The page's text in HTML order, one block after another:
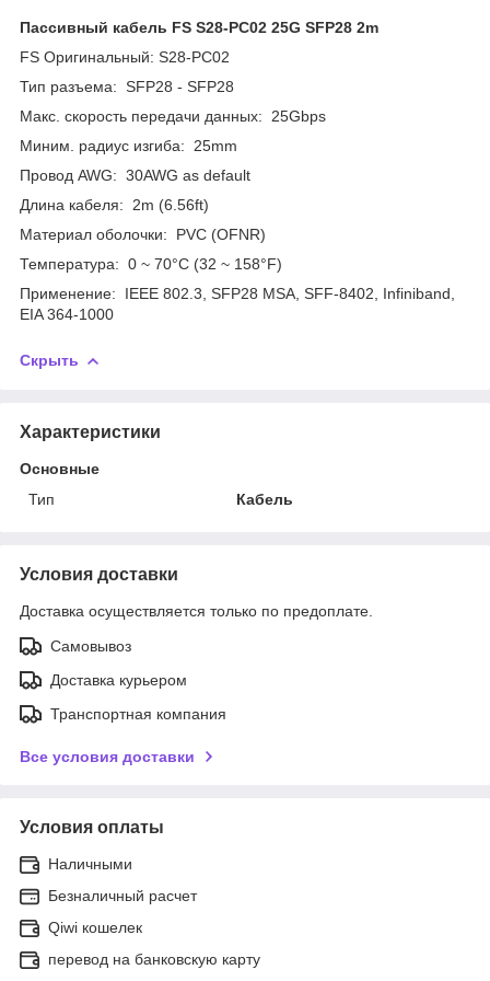
Пассивный кабель FS S28-PC02 25G SFP28 2m
FS Оригинальный: S28-PC02
Тип разъемa: SFP28 - SFP28
Макс. скорость передачи данных: 25Gbps
Миним. радиус изгиба: 25mm
Провод AWG: 30AWG as default
Длина кабеля: 2m (6.56ft)
Материал оболочки: PVC (OFNR)
Температура: 0 ~ 70°C (32 ~ 158°F)
Применение: IEEE 802.3, SFP28 MSA, SFF-8402, Infiniband,
EIA 364-1000
Скрыть
Характеристики
Основные
Тип
Кабель
Условия доставки
Доставка осуществляется только по предоплате.
Самовывоз
Доставка курьером
Транспортная компания
Все условия доставки
Условия оплаты
Наличными
Безналичный расчет
Qiwi кошелек
перевод на банковскую карту